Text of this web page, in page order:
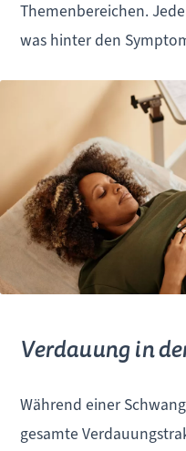
Themenbereichen.
was hinter den
Verdauung in
Während einer
gesamte